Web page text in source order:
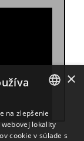
ENGLISH
BULGARIAN
×
na zlepšenie
lokality
cookie v súlade s